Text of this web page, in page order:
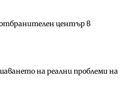
отбранителен център в
на реални проблеми на
Euroapi Italy
магистралата Русе – Велико
имотите може да бъдат
от бъдещата магистрала